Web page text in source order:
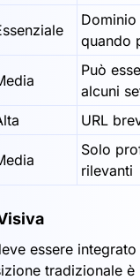
quando
Può
alcuni
URL
Solo
rilevanti
essere
tradizionale